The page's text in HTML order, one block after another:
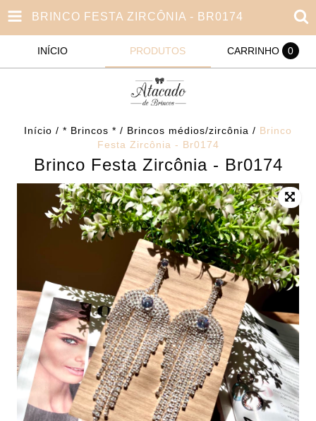
BRINCO FESTA ZIRCÔNIA - BR0174
INÍCIO PRODUTOS CARRINHO 0
Início / * Brincos * / Brincos médios/zircônia / Brinco
Festa Zircônia - Br0174
Brinco Festa Zircônia - Br0174